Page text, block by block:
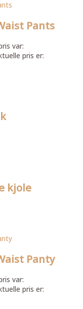
Pants
var:
pris er:
kjole
Panty
var:
pris er: